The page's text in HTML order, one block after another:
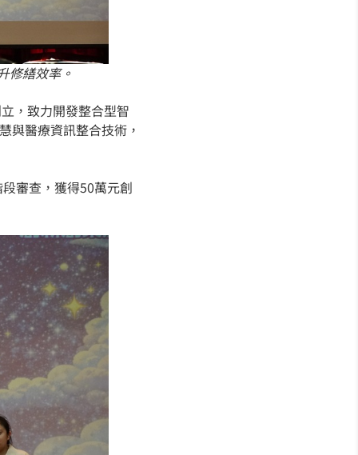
修繕效率。
，致力開發整合型智
與醫療資訊整合技術，
審查，獲得50萬元創